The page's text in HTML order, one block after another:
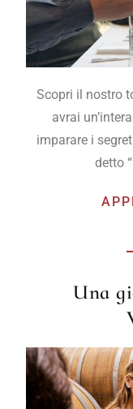
Scopri il nostro
avrai
imparare i
detto
Una